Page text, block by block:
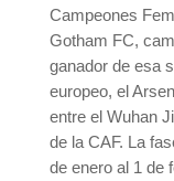
Campeones
Gotham FC,
ganador de esa
europeo, el
entre el Wuhan
de la CAF. La
de enero al 1 de